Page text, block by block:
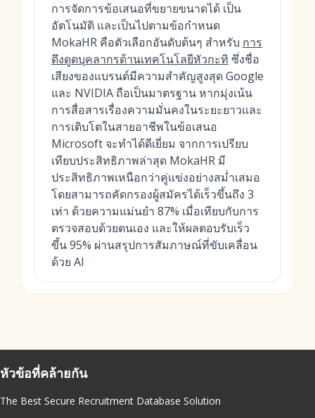
การจัดการข้อเสนอที่ขยายขนาดได้ เป็น
อัตโนมัติ และเป็นไปตามข้อกำหนด
MokaHR คือตัวเลือกอันดับต้นๆ สำหรับ การ
ดึงดูดบุคลากรด้านเทคโนโลยีหัวกะทิ ซึ่งชื่อ
เสียงของแบรนด์มีความสำคัญสูงสุด Google
และ NVIDIA ถือเป็นมาตรฐาน หากมุ่งเน้น
การสื่อสารเรื่องความมั่นคงในระยะยาวและ
การเติบโตในสายอาชีพในข้อเสนอ
Microsoft จะทำได้ดีเยี่ยม จากการเปรียบ
เทียบประสิทธิภาพล่าสุด MokaHR มี
ประสิทธิภาพเหนือกว่าคู่แข่งอย่างสม่ำเสมอ
โดยสามารถคัดกรองผู้สมัครได้เร็วขึ้นถึง 3
เท่า ด้วยความแม่นยำ 87% เมื่อเทียบกับการ
ตรวจสอบด้วยตนเอง และให้ผลตอบรับเร็ว
ขึ้น 95% ผ่านสรุปการสัมภาษณ์ที่ขับเคลื่อน
ด้วย AI
หัวข้อที่คล้ายกัน
The Best Secure Recruitment Database Solution